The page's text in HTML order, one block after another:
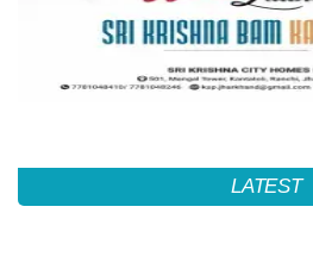
LATEST